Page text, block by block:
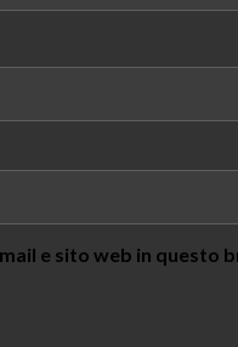
e sito web in